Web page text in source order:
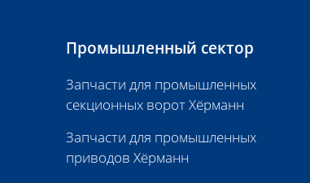
Промышленный сектор
Запчасти для промышленных
секционных ворот Хёрманн
Запчасти для промышленных
приводов Хёрманн